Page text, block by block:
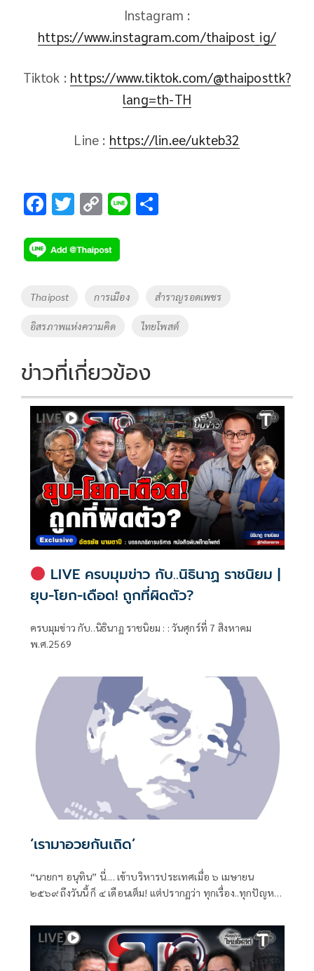
Instagram :
https://www.instagram.com/thaipost_ig/
Tiktok : https://www.tiktok.com/@thaiposttk?
lang=th-TH
Line : https://lin.ee/ukteb32
F
e
b
o
k
T
tt
er
C
p
y
Li
n
k
Li
Tags
Thaipost การเมือง สำราญรอดเพชร
อิสรภาพแห่งความคิด ไทยโพสต์
ข่าวที่เกี่ยวข้อง
LIVE ครบมุมข่าว กับ..นิธินาฏ ราชนิยม |
ยุบ-โยก-เดือด! ถูกที่ผิดตัว?
ครบมุมข่าว กับ..นิธินาฏ ราชนิยม : : วันศุกร์ที่ 7 สิงหาคม
พ.ศ.2569
‘เรามาอวยกันเถิด’
“นายกฯ อนุทิน” นี่.... เข้าบริหารประเทศเมื่อ ๖ เมษายน
๒๕๖๙ ถึงวันนี้ ก็ ๔ เดือนเต็ม! แต่ปรากฏว่า ทุกเรื่อง..ทุกปัญหา